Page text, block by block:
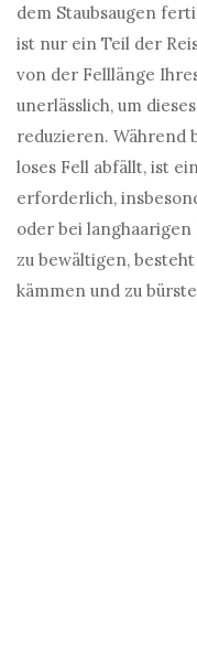
dem Staubsaugen
ist nur ein Teil der
von der Felllänge
unerlässlich, um
reduzieren. Während
loses Fell abfällt, ist
erforderlich,
oder bei
zu bewältigen,
kämmen und zu